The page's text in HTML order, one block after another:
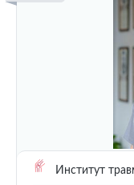
Институт